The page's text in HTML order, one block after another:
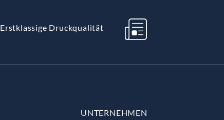
Erstklassige Druckqualität
UNTERNEHMEN